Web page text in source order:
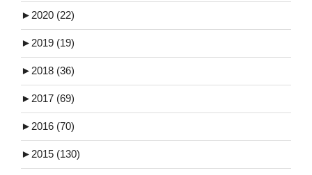
►2020 (22)
►2019 (19)
►2018 (36)
►2017 (69)
►2016 (70)
►2015 (130)